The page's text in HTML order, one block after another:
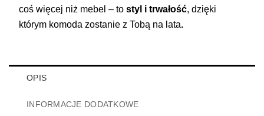
coś więcej niż mebel – to styl i trwałość, dzięki
którym komoda zostanie z Tobą na lata.
OPIS
INFORMACJE DODATKOWE